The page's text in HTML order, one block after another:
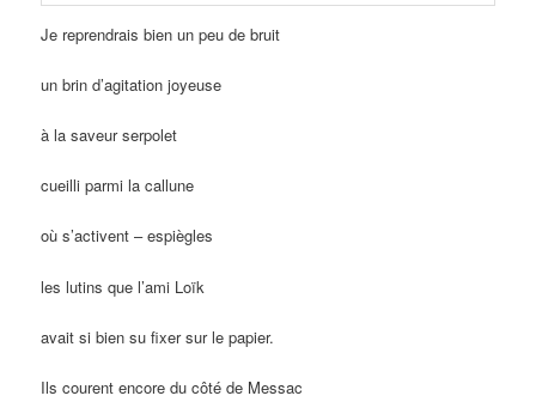
Je reprendrais bien un peu de bruit
un brin d’agitation joyeuse
à la saveur serpolet
cueilli parmi la callune
où s’activent – espiègles
les lutins que l’ami Loïk
avait si bien su fixer sur le papier.
Ils courent encore du côté de Messac